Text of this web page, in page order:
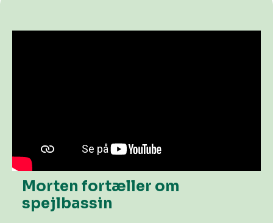
Morten fortæller om
spejlbassin